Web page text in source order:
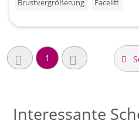
Brustvergrößerung
Facelift
1
Interessante